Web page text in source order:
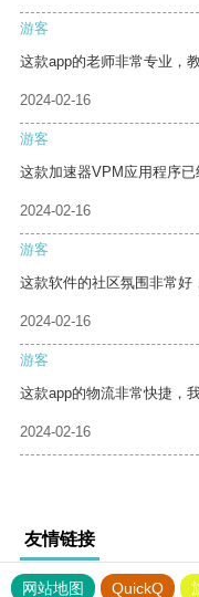
游客
这款app的老师非常专业，
2024-02-16
游客
这款加速器VPM应用程序已
2024-02-16
游客
这款软件的社区氛围非常好
2024-02-16
游客
这款app的物流非常快捷，
2024-02-16
友情链接
网站地图 QuickQ